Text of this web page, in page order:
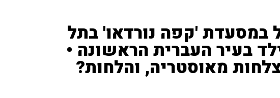
במסעדת 'קפה נורדאו' בתל
בעיר העברית הראשונה •
מאוסטריה, והלחות?